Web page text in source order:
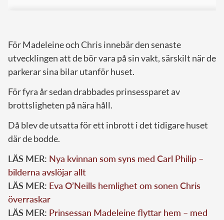
För Madeleine och Chris innebär den senaste
utvecklingen att de bör vara på sin vakt, särskilt när de
parkerar sina bilar utanför huset.
För fyra år sedan drabbades prinsessparet av
brottsligheten på nära håll.
Då blev de utsatta för ett inbrott i det tidigare huset
där de bodde.
LÄS MER: Nya kvinnan som syns med Carl Philip –
bilderna avslöjar allt
LÄS MER: Eva O’Neills hemlighet om sonen Chris
överraskar
LÄS MER: Prinsessan Madeleine flyttar hem – med